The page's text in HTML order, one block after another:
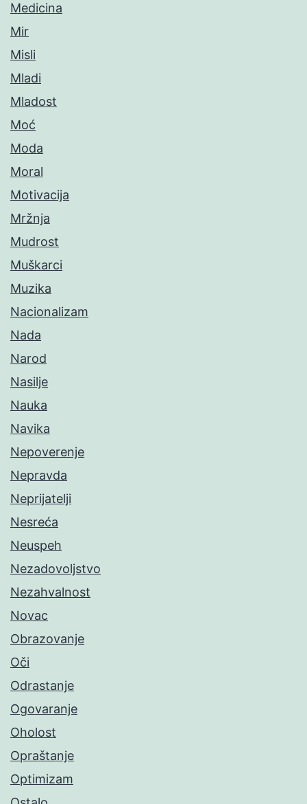
Medicina
Mir
Misli
Mladi
Mladost
Moć
Moda
Moral
Motivacija
Mržnja
Mudrost
Muškarci
Muzika
Nacionalizam
Nada
Narod
Nasilje
Nauka
Navika
Nepoverenje
Nepravda
Neprijatelji
Nesreća
Neuspeh
Nezadovoljstvo
Nezahvalnost
Novac
Obrazovanje
Oči
Odrastanje
Ogovaranje
Oholost
Opraštanje
Optimizam